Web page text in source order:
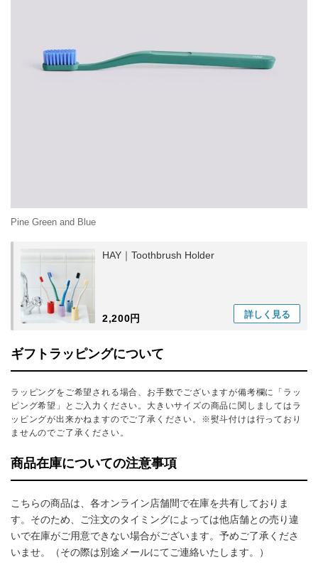
Pine Green and Blue
HAY｜Toothbrush Holder
2,200円 詳しく 見る
ギフトラッピングについて
ラッピングをご希望される場合、お手数でございますが備考欄に「ラッ
ピング希望」とご入力ください。大きいサイズの商品に関しましてはラ
ッピングが出来かねますのでご了承ください。※熨斗付けは行っており
ませんのでご了承ください。
商品在庫についての注意事項
こちらの商品は、各オンライン店舗間で在庫を共有しておりま
す。そのため、ご注文のタイミングによっては他店舗との売り違
いで在庫がご用意できない場合がございます。予めご了承くださ
いませ。（その際は別途メールにてご連絡いたします。）